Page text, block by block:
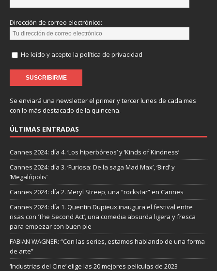
Dirección de correo electrónico:
He leído y acepto la política de privacidad
Se enviará una newsletter el primer y tercer lunes de cada mes
con lo más destacado de la quincena.
ÚLTIMAS ENTRADAS
Cannes 2024: día 4. ‘Los hiperbóreos’ y ‘Kinds of Kindness’
Cannes 2024: día 3. ‘Furiosa: De la saga Mad Max’, ‘Bird’ y
‘Megalópolis’
Cannes 2024: día 2. Meryl Streep, una “rockstar” en Cannes
Cannes 2024: día 1. Quentin Dupieux inaugura el festival entre
risas con ‘The Second Act’, una comedia absurda ligera y fresca
para empezar con buen pie
FABIAN WAGNER: “Con las series, estamos hablando de una forma
de arte”
‘Industrias del Cine’ elige las 20 mejores películas de 2023